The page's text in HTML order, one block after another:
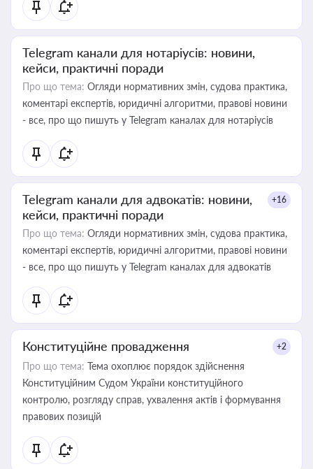
Telegram канали для нотаріусів: новини,
кейси, практичні поради
Про що тема: Огляди нормативних змін, судова практика,
коментарі експертів, юридичні алгоритми, правові новини
- все, про що пишуть у Telegram каналах для нотаріусів
Telegram канали для адвокатів: новини,
кейси, практичні поради
+16
Про що тема: Огляди нормативних змін, судова практика,
коментарі експертів, юридичні алгоритми, правові новини
- все, про що пишуть у Telegram каналах для адвокатів
Конституційне провадження +2
Про що тема: Тема охоплює порядок здійснення
Конституційним Судом України конституційного
контролю, розгляду справ, ухвалення актів і формування
правових позицій